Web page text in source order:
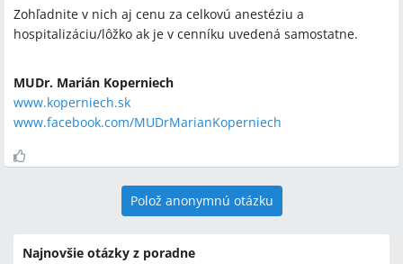
Zohľadnite v nich aj cenu za celkovú anestéziu a
hospitalizáciu/lôžko ak je v cenníku uvedená samostatne.
MUDr. Marián Koperniech
www.koperniech.sk
www.facebook.com/MUDrMarianKoperniech
Polož anonymnú otázku
Najnovšie otázky z poradne